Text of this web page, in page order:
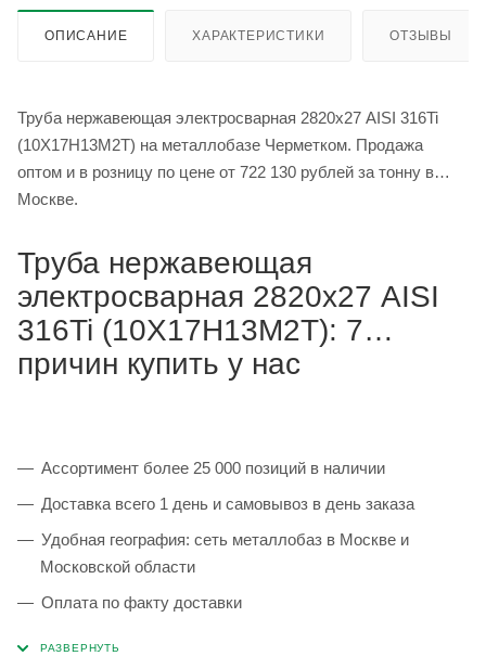
ОПИСАНИЕ ХАРАКТЕРИСТИКИ ОТЗЫВЫ
Труба нержавеющая электросварная 2820х27 AISI 316Ti
(10Х17Н13М2Т) на металлобазе Черметком. Продажа
оптом и в розницу по цене от 722 130 рублей за тонну в
Москве.
Труба нержавеющая
электросварная 2820х27 AISI
316Ti (10Х17Н13М2Т): 7
причин купить у нас
Ассортимент более 25 000 позиций в наличии
Доставка всего 1 день и самовывоз в день заказа
Удобная география: сеть металлобаз в Москве и
Московской области
Оплата по факту доставки